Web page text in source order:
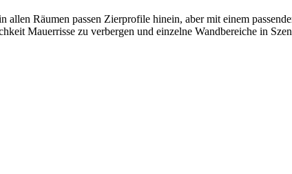
Räumen passen Zierprofile hinein, aber mit einem
Mauerrisse zu verbergen und einzelne Wandbereiche in